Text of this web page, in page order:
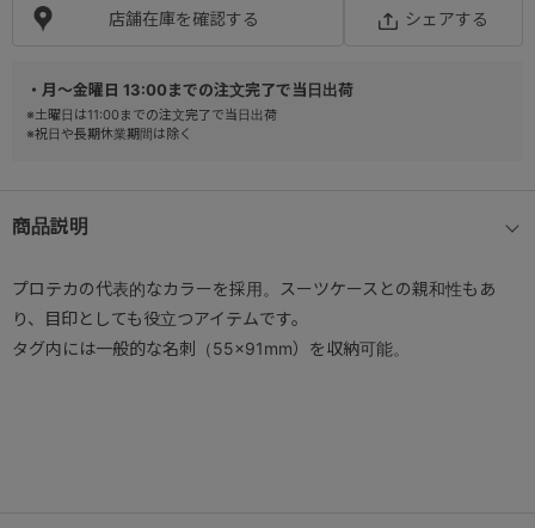
・月～金曜日 13:00までの注文完了で当日出荷
※土曜日は11:00までの注文完了で当日出荷
※祝日や長期休業期間は除く
商品説明
プロテカの代表的なカラーを採用。スーツケースとの親和性もあ
り、目印としても役立つアイテムです。
タグ内には一般的な名刺（55×91mm）を収納可能。
店舗在庫を確認する シェアする